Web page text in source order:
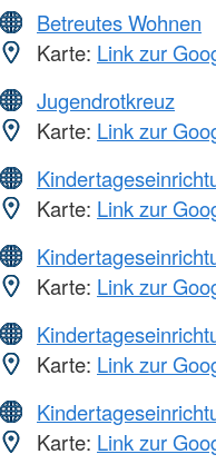
Betreutes Wohnen
Karte: Link zur
Jugendrotkreuz
Karte: Link zur
Karte: Link zur
Karte: Link zur
Karte: Link zur
Karte: Link zur